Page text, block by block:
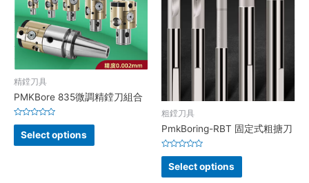
精鏜刀具
PMKBore 835微調精鏜刀組合
Rated
out
of
Select options
粗鏜刀具
PmkBoring-RBT 固定式粗搪刀
Rated
out
of
Select options